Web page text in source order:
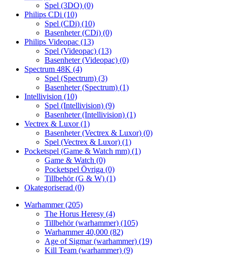
Spel (3DO) (0)
Philips CDi (10)
Spel (CDi) (10)
Basenheter (CDi) (0)
Philips Videopac (13)
Spel (Videopac) (13)
Basenheter (Videopac) (0)
Spectrum 48K (4)
Spel (Spectrum) (3)
Basenheter (Spectrum) (1)
Intellivision (10)
Spel (Intellivision) (9)
Basenheter (Intellivision) (1)
Vectrex & Luxor(1)
Basenheter (Vectrex & Luxor) (0)
Spel (Vectrex & Luxor) (1)
Pocketspel (Game & Watch mm) (1)
Game & Watch (0)
Pocketspel Övriga (0)
Tillbehör (G & W) (1)
Okategoriserad (0)
Warhammer(205)
The Horus Heresy (4)
Tillbehör (warhammer) (105)
Warhammer 40,000 (82)
Age of Sigmar (warhammer) (19)
Kill Team (warhammer) (9)